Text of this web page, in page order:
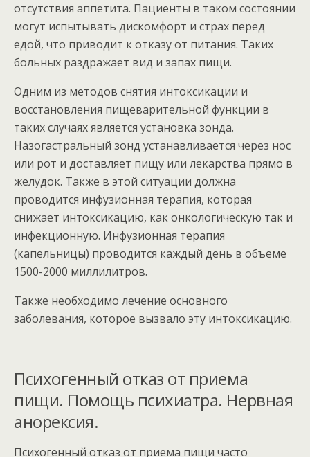
отсутствия аппетита. Пациенты в таком состоянии
могут испытывать дискомфорт и страх перед
едой, что приводит к отказу от питания. Таких
больных раздражает вид и запах пищи.
Одним из методов снятия интоксикации и
восстановления пищеварительной функции в
таких случаях является установка зонда.
Назогастральный зонд устанавливается через нос
или рот и доставляет пищу или лекарства прямо в
желудок. Также в этой ситуации должна
проводится инфузионная терапия, которая
снижает интоксикацию, как онкологическую так и
инфекционную. Инфузионная терапия
(капельницы) проводится каждый день в объеме
1500-2000 миллилитров.
Также необходимо лечение основного
заболевания, которое вызвало эту интоксикацию.
Психогенный отказ от приема
пищи. Помощь психиатра. Нервная
анорексия.
Психогенный отказ от приема пищи часто